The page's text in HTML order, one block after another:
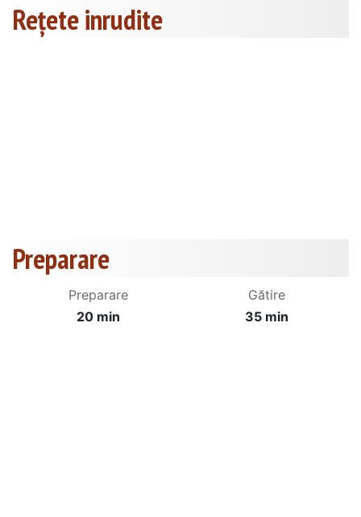
Rețete inrudite
Preparare
Preparare
20 min
Gătire
35 min